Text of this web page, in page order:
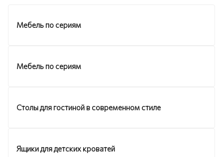
Мебель по сериям
Мебель по сериям
Столы для гостиной в современном стиле
Ящики для детских кроватей